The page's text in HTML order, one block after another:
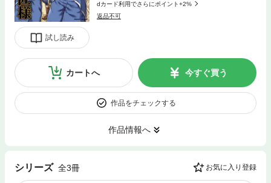
試し読み
dカード利用でさらにポイント+2%
返品不可
カートへ 今すぐ買う
作品をチェックする
作品情報へ
シリーズ 全3冊 お気に入り登録